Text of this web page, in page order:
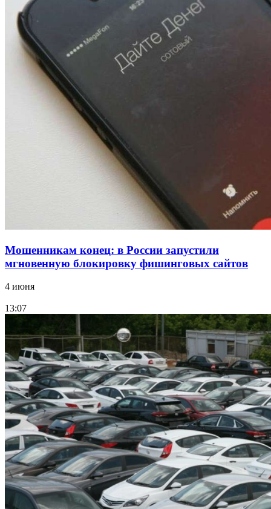
Покушение на убийство в Волгограде: девушка
напала на незнакомую женщину с ножом
12:39
Сладкий праздник в Волгограде: в Центральном
парке прошёл фестиваль „Арбузный переполох“
Волгоградские компании нарастили экспорт:
заключены контракты на 3,6 млн долларов
Мошенникам конец: в России запустили
мгновенную блокировку фишинговых сайтов
4 июня
13:07